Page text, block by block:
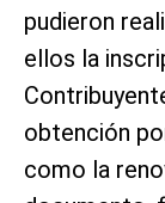
pudieron
ellos la
obtención
como la